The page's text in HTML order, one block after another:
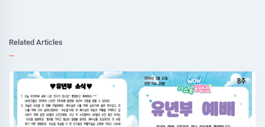
Related Articles